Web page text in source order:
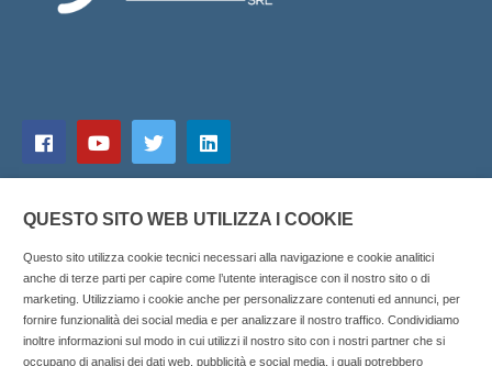
Copyright © 2025 SOCIALFARMA - La piattaforma web per i
QUESTO SITO WEB UTILIZZA I COOKIE
Questo sito utilizza cookie tecnici necessari alla navigazione e cookie analitici
anche di terze parti per capire come l’utente interagisce con il nostro sito o di
marketing. Utilizziamo i cookie anche per personalizzare contenuti ed annunci, per
fornire funzionalità dei social media e per analizzare il nostro traffico. Condividiamo
inoltre informazioni sul modo in cui utilizzi il nostro sito con i nostri partner che si
occupano di analisi dei dati web, pubblicità e social media, i quali potrebbero